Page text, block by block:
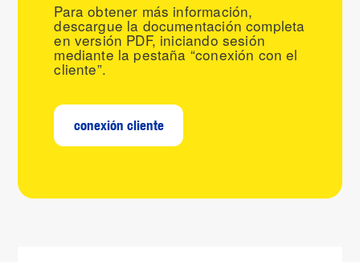
Para obtener más información,
descargue la documentación completa
en versión PDF, iniciando sesión
mediante la pestaña “conexión con el
cliente”.
conexión cliente